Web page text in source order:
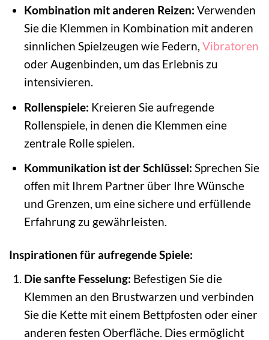
Kombination mit anderen Reizen: Verwenden
Sie die Klemmen in Kombination mit anderen
sinnlichen Spielzeugen wie Federn, Vibratoren
oder Augenbinden, um das Erlebnis zu
intensivieren.
Rollenspiele: Kreieren Sie aufregende
Rollenspiele, in denen die Klemmen eine
zentrale Rolle spielen.
Kommunikation ist der Schlüssel: Sprechen Sie
offen mit Ihrem Partner über Ihre Wünsche
und Grenzen, um eine sichere und erfüllende
Erfahrung zu gewährleisten.
Inspirationen für aufregende Spiele:
Die sanfte Fesselung: Befestigen Sie die
Klemmen an den Brustwarzen und verbinden
Sie die Kette mit einem Bettpfosten oder einer
anderen festen Oberfläche. Dies ermöglicht